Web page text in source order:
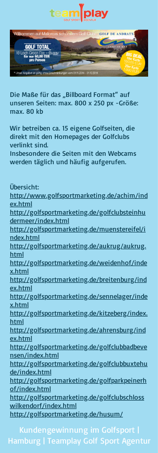
Die Maße für das „Billboard Format“ auf
unseren Seiten: max. 800 x 250 px -Größe:
max. 80 kb
Wir betreiben ca. 15 eigene Golfseiten, die
direkt mit den Homepages der Golfclubs
verlinkt sind.
Insbesondere die Seiten mit den Webcams
werden täglich und häufig aufgerufen.
Übersicht:
http://www.golfsportmarketing.de/achim/ind
ex.html
http://golfsportmarketing.de/golfclubsteinhu
dermeer/index.html
http://golfsportmarketing.de/muenstereifel/i
ndex.html
http://golfsportmarketing.de/aukrug/aukrug.
html
http://golfsportmarketing.de/weidenhof/inde
x.html
http://golfsportmarketing.de/breitenburg/ind
ex.html
http://golfsportmarketing.de/sennelager/inde
x.html
http://golfsportmarketing.de/kitzeberg/index.
html
http://golfsportmarketing.de/ahrensburg/ind
ex.html
http://golfsportmarketing.de/golfclubbadbeve
nsen/index.html
http://golfsportmarketing.de/golfclubbuxtehu
de/index.html
http://golfsportmarketing.de/golfparkpeinerh
of/index.html
http://golfsportmarketing.de/golfclubschloss
wilkendorf/index.html
http://golfsportmarketing.de/husum/
Kundengewinnung im Golfsport |
Hamburg | Teamplay Golf Sport Agentur